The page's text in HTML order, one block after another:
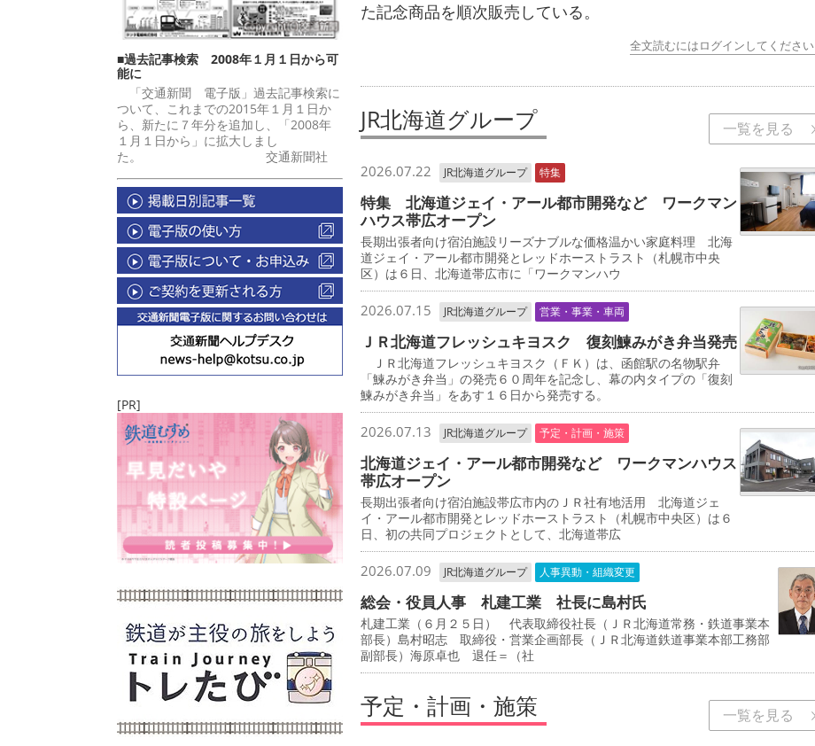
■過去記事検索 2008年１月１日から可
能に
「交通新聞 電子版」過去記事検索に
ついて、これまでの2015年１月１日か
ら、新たに７年分を追加し、「2008年
１月１日から」に拡大しまし
た。 交通新聞社
[PR]
た記念商品を順次販売している。
全文読むにはログインしてください
JR北海道グループ 一覧を見る
2026.07.22 JR北海道グループ 特集
特集 北海道ジェイ・アール都市開発など ワークマン
ハウス帯広オープン
長期出張者向け宿泊施設リーズナブルな価格温かい家庭料理 北海
道ジェイ・アール都市開発とレッドホーストラスト（札幌市中央
区）は６日、北海道帯広市に「ワークマンハウ
2026.07.15 JR北海道グループ 営業・事業・車両
ＪＲ北海道フレッシュキヨスク 復刻鰊みがき弁当発売
ＪＲ北海道フレッシュキヨスク（ＦＫ）は、函館駅の名物駅弁
「鰊みがき弁当」の発売６０周年を記念し、幕の内タイプの「復刻
鰊みがき弁当」をあす１６日から発売する。
2026.07.13 JR北海道グループ 予定・計画・施策
北海道ジェイ・アール都市開発など ワークマンハウス
帯広オープン
長期出張者向け宿泊施設帯広市内のＪＲ社有地活用 北海道ジェ
イ・アール都市開発とレッドホーストラスト（札幌市中央区）は６
日、初の共同プロジェクトとして、北海道帯広
2026.07.09 JR北海道グループ 人事異動・組織変更
総会・役員人事 札建工業 社長に島村氏
札建工業（６月２５日） 代表取締役社長（ＪＲ北海道常務・鉄道事業本
部長）島村昭志 取締役・営業企画部長（ＪＲ北海道鉄道事業本部工務部
副部長）海原卓也 退任＝（社
予定・計画・施策 一覧を見る